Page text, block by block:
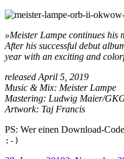
»Meister Lampe continues his
After his successful debut
year with an exciting and
released April 5, 2019
Music & Mix: Meister Lampe
Mastering: Ludwig Maier/
Artwork: Taj Francis
PS: Wer einen Download-
:-)